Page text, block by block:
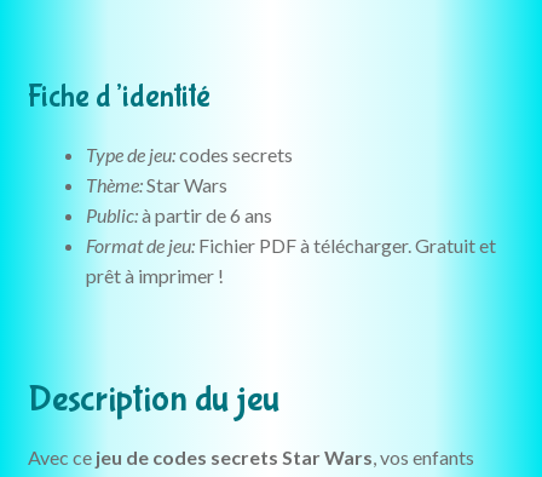
Fiche d’identité
Type de jeu:codes secrets
Thème:Star Wars
Public:à partir de 6 ans
Format de jeu:Fichier PDF à télécharger. Gratuit et
prêt à imprimer !
Description du jeu
Avec ce jeu de codes secrets Star Wars, vos enfants